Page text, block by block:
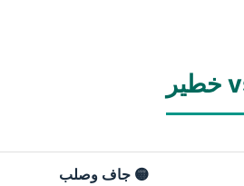
🟡 جاف وصلب